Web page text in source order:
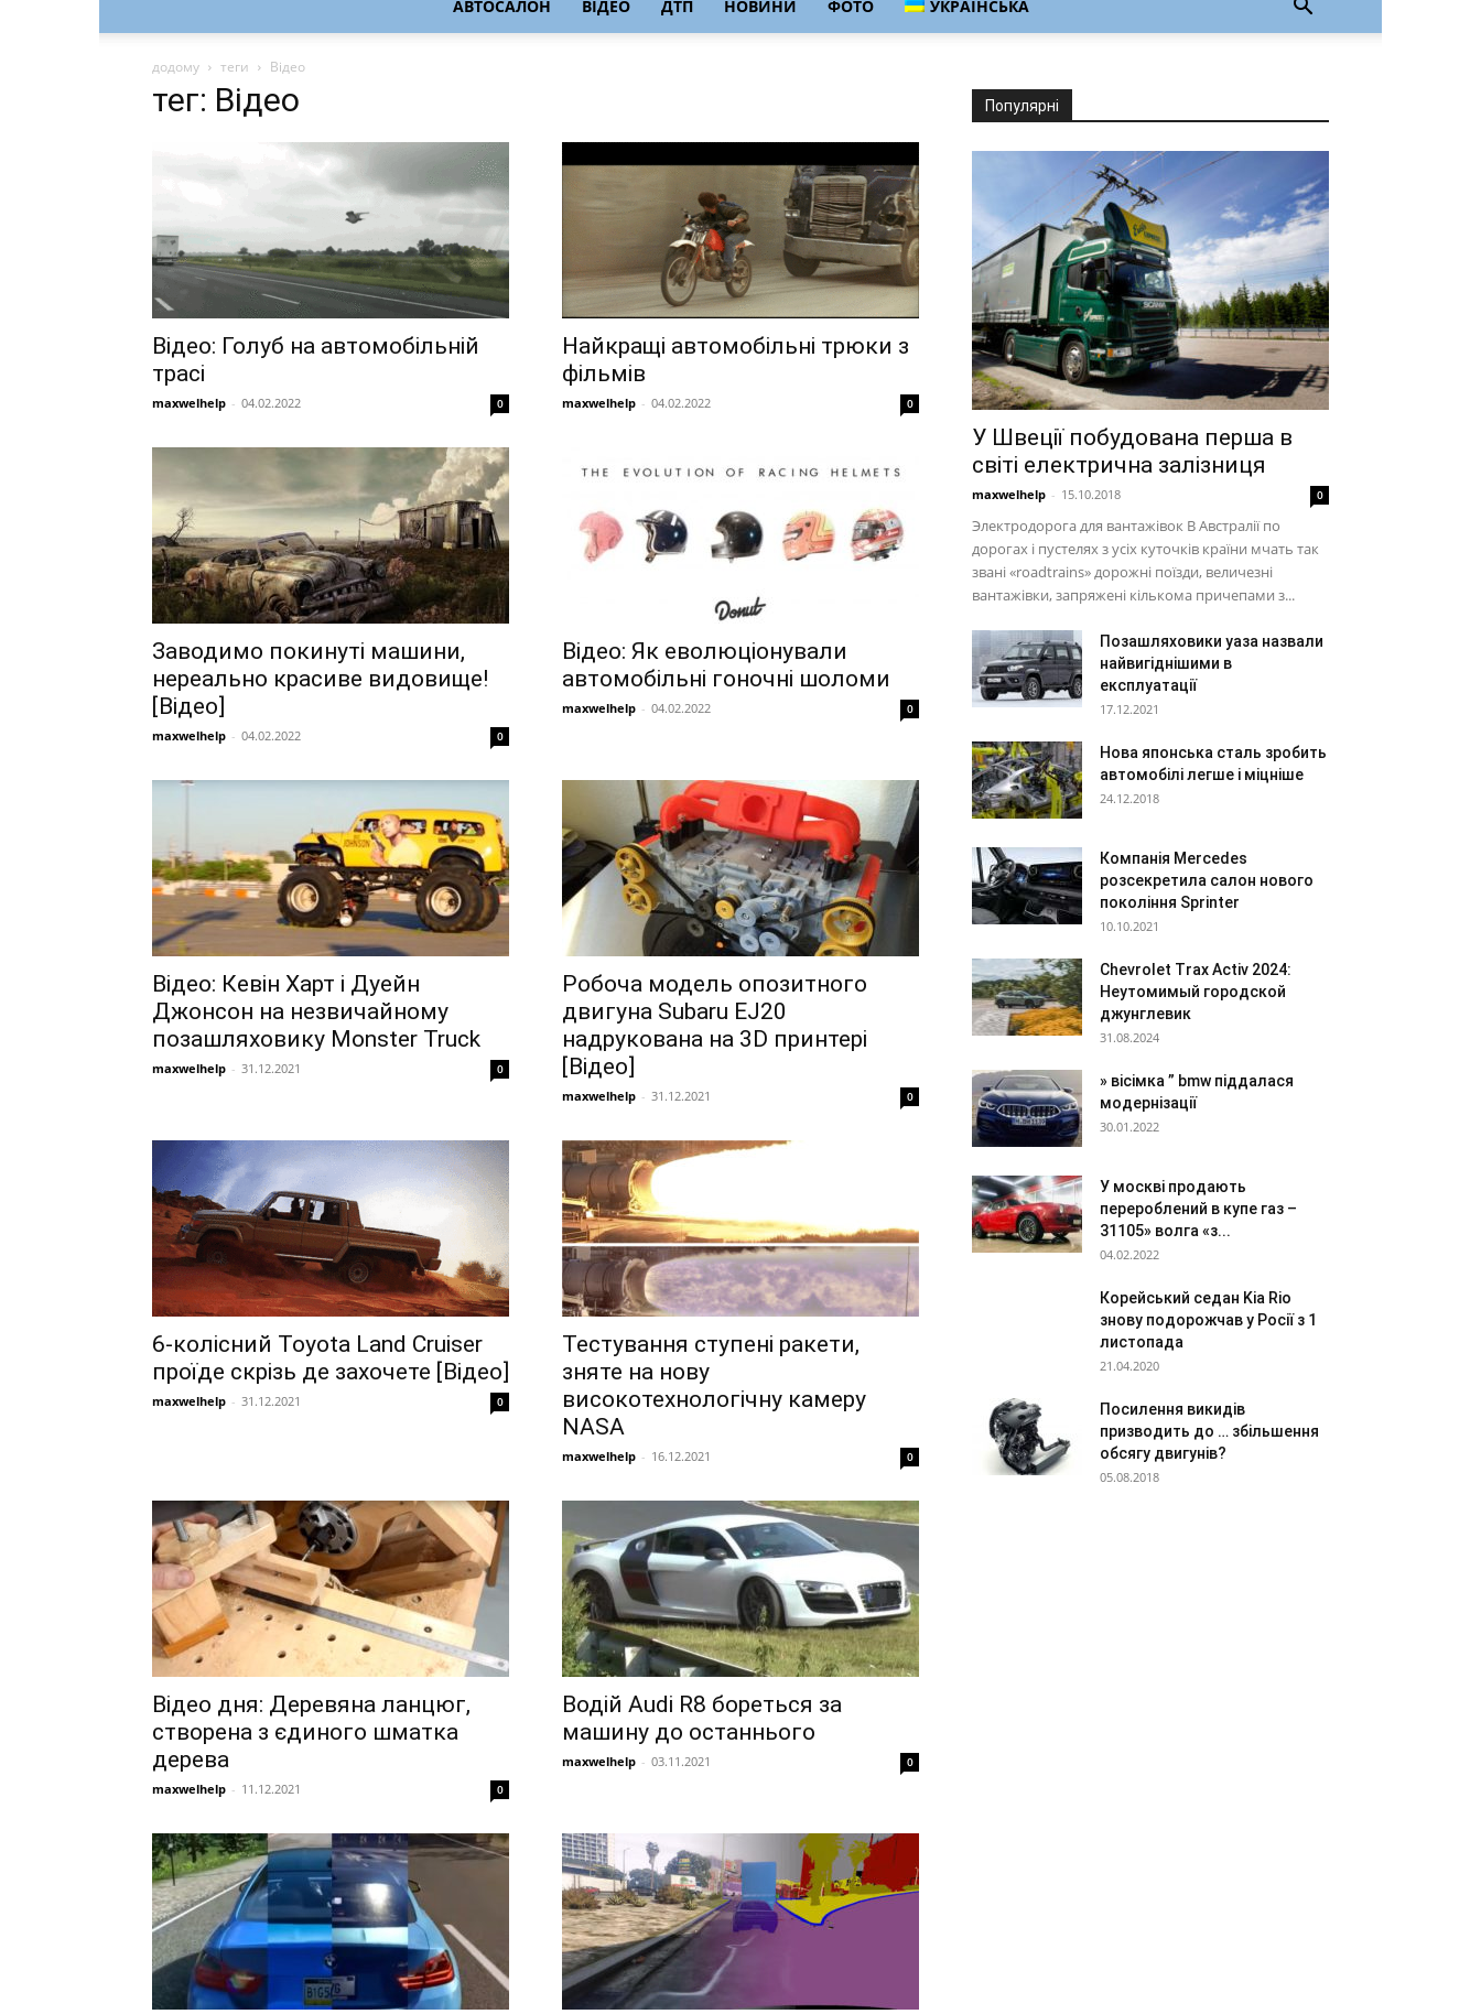
АВТОСАЛОН ВІДЕО ДТП НОВИНИ ФОТО УКРАЇНСЬКА
додому теги Відео
тег: Відео
Відео: Голуб на автомобільній
трасі
maxwelhelp - 04.02.2022 0
Найкращі автомобільні трюки з
фільмів
maxwelhelp - 04.02.2022 0
Заводимо покинуті машини,
нереально красиве видовище!
[Відео]
maxwelhelp - 04.02.2022 0
Відео: Як еволюціонували
автомобільні гоночні шоломи
maxwelhelp - 04.02.2022 0
Відео: Кевін Харт і Дуейн
Джонсон на незвичайному
позашляховику Monster Truck
maxwelhelp - 31.12.2021 0
Робоча модель опозитного
двигуна Subaru EJ20
надрукована на 3D принтері
[Відео]
maxwelhelp - 31.12.2021 0
6-колісний Toyota Land Cruiser
проїде скрізь де захочете [Відео]
maxwelhelp - 31.12.2021 0
Тестування ступені ракети,
зняте на нову
високотехнологічну камеру
NASA
maxwelhelp - 16.12.2021 0
Відео дня: Деревяна ланцюг,
створена з єдиного шматка
дерева
maxwelhelp - 11.12.2021 0
Водій Audi R8 бореться за
машину до останнього
maxwelhelp - 03.11.2021 0
Популярні
У Швеції побудована перша в
світі електрична залізниця
maxwelhelp - 15.10.2018 0
Электродорога для вантажівок В Австралії по
дорогах і пустелях з усіх куточків країни мчать так
звані «roadtrains» дорожні поїзди, величезні
вантажівки, запряжені кількома причепами з...
Позашляховики уаза назвали
найвигіднішими в
експлуатації
17.12.2021
Нова японська сталь зробить
автомобілі легше і міцніше
24.12.2018
Компанія Mercedes
розсекретила салон нового
покоління Sprinter
10.10.2021
Chevrolet Trax Activ 2024:
Неутомимый городской
джунглевик
31.08.2024
» вісімка ” bmw піддалася
модернізації
30.01.2022
У москві продають
перероблений в купе газ –
31105» волга «з...
04.02.2022
Корейський седан Kia Rio
знову подорожчав у Росії з 1
листопада
21.04.2020
Посилення викидів
призводить до … збільшення
обсягу двигунів?
05.08.2018